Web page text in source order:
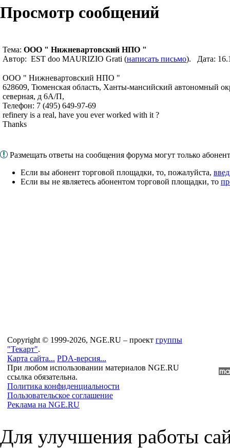
Просмотр сообщений
Тема: ООО " Нижневартовский НПО "
Автор: EST doo MAURIZIO Grati (написать письмо). Дата:
ООО " Нижневартовский НПО "
628609, Тюменская область, Ханты-мансийский автономный
северная, д 6А/П,
Телефон: 7 (495) 649-97-69
refinery is a real, have you ever worked with it ?
Thanks
Размещать ответы на сообщения форума могут только
Если вы абонент торговой площадки, то, пожалуйста,
Если вы не являетесь абонентом торговой площадки, то
Copyright © 1999-2026, NGE.RU – проект группы
"Текарт".
Карта сайта... PDA-версия...
При любом использовании материалов NGE.RU
ссылка обязательна.
Политика конфиденциальности
Пользовательское соглашение
Реклама на NGE.RU
Для улучшения работы